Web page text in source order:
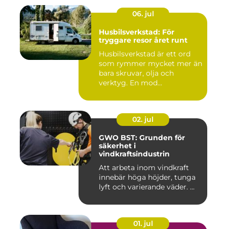
06. jul
Husbilsverkstad: För
tryggare resor året runt
Husbilsverkstad är ett ord
som rymmer mycket mer än
bara skruvar, olja och
verktyg. En mod...
02. jul
GWO BST: Grunden för
säkerhet i
vindkraftsindustrin
Att arbeta inom vindkraft
innebär höga höjder, tunga
lyft och varierande väder. ...
01. jul